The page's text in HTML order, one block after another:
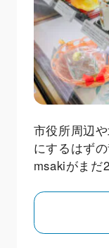
市役所周辺
にするはず
msakiがま